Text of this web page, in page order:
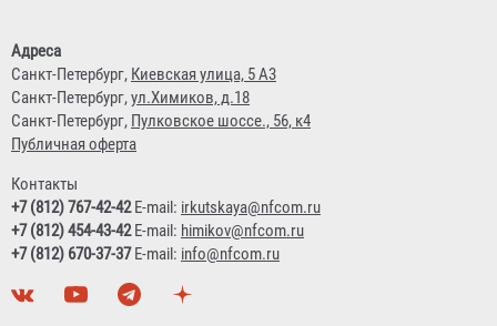
d-300мм, отросток 250мм
97 822 ₽
Адреса
Санкт-Петербург, Киевская улица, 5 А3
Санкт-Петербург,ул.Химиков, д.18
Санкт-Петербург, Пулковское шоссе., 56, к4
Публичная оферта
Контакты
+7 (812) 767-42-42E-mail: irkutskaya@nfcom.ru
+7 (812) 454-43-42E-mail: himikov@nfcom.ru
+7 (812) 670-37-37E-mail: info@nfcom.ru